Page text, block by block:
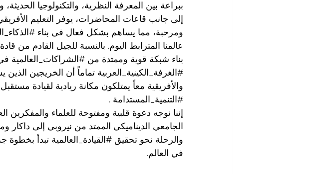
ببراعة بين المعرفة النظرية، والتكنولوجيا
إلى جانب قاعات المحاضرات، يوفر التعليم
ومرحبة، مما يساهم بشكل فعال في بناء
عالمنا المترابط اليوم. بالنسبة للجيل القادم من
بناء شبكة قوية وممتدة من #الشراكات_العالمية
#الغرفة_الكينية_العربية تماماً أن الخريجين
والأفريقية معاً يمتلكون مكانة ريادية لقيادة
#التنمية_المستدامة .
إننا نوجه دعوة قلبية ومفتوحة للعلماء
الجامعي الديناميكي الممتد من نيروبي إلى
والرحلة نحو تحقيق #القيادة_العالمية تبدأ بخطوة
في العالم.